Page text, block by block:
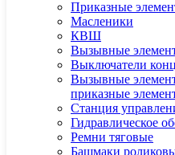
Приказные
Масленики
КВШ
Вызывные
Выключатели
Вызывные
приказные
Станция
Гидравлическое
Ремни тяговые
Башмаки